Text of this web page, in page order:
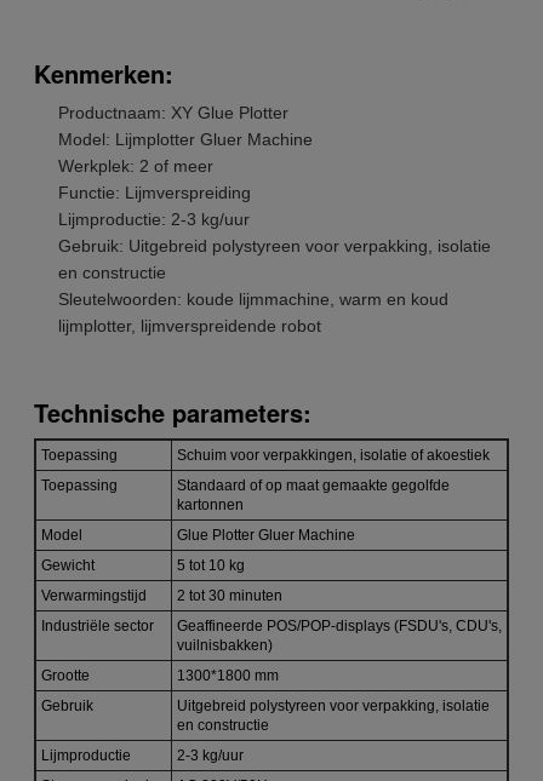
Kenmerken:
Productnaam: XY Glue Plotter
Model: Lijmplotter Gluer Machine
Werkplek: 2 of meer
Functie: Lijmverspreiding
Lijmproductie: 2-3 kg/uur
Gebruik: Uitgebreid polystyreen voor verpakking, isolatie
en constructie
Sleutelwoorden: koude lijmmachine, warm en koud
lijmplotter, lijmverspreidende robot
Technische parameters:
Toepassing
Schuim voor verpakkingen, isolatie of akoestiek
Toepassing
Standaard of op maat gemaakte gegolfde
kartonnen
Model
Glue Plotter Gluer Machine
Gewicht
5 tot 10 kg
Verwarmingstijd
2 tot 30 minuten
Industriële sector
Geaffineerde POS/POP-displays (FSDU's, CDU's,
vuilnisbakken)
Grootte
1300*1800 mm
Gebruik
Uitgebreid polystyreen voor verpakking, isolatie
en constructie
Lijmproductie
2-3 kg/uur